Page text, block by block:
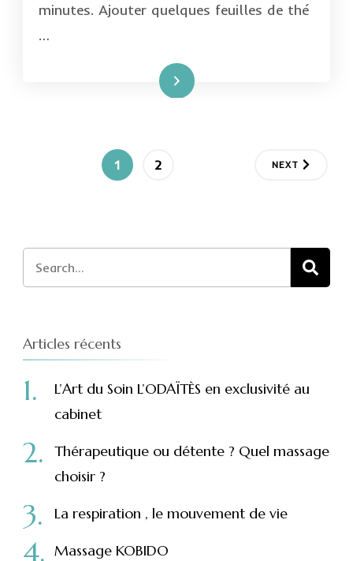
minutes. Ajouter quelques feuilles de thé
…
Lire la suite
Pagination
publications
PAGE
1 PAGE
2 NEXT
Search
for:
Articles récents
L’Art du Soin L’ODAÏTÈS en exclusivité au
cabinet
Thérapeutique ou détente ? Quel massage
choisir ?
La respiration , le mouvement de vie
Massage KOBIDO